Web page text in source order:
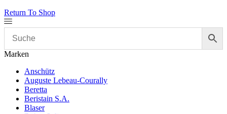
Return To Shop
Marken
Anschütz
Auguste Lebeau-Courally
Beretta
Beristain S.A.
Blaser